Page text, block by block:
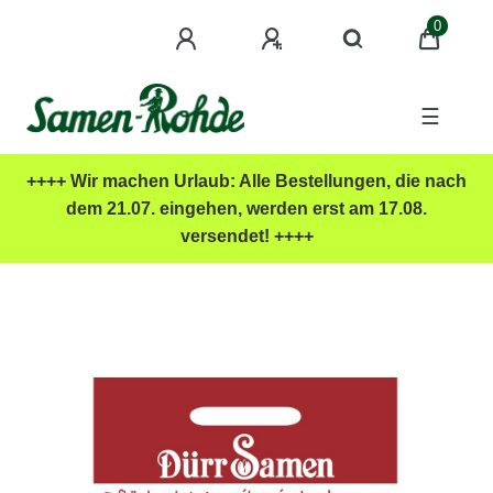
0
☰
++++ Wir machen Urlaub: Alle Bestellungen, die nach
dem 21.07. eingehen, werden erst am 17.08.
versendet! ++++